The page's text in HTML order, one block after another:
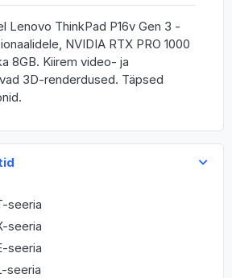
seeria
seeria
seeria
seeria
Lenovo ThinkPad P16v Gen 3 -
NVIDIA RTX PRO 1000
8GB. Kiirem video- ja
3D-renderdused. Täpsed